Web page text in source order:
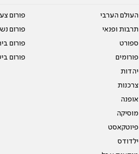
העולם הערבי
תרבות ופנאי
ספורט
פורומים
יהדות
צרכנות
אופנה
מוסיקה
פיוטקאסט
ילדודס
פורום
פורום
פורום
פורום